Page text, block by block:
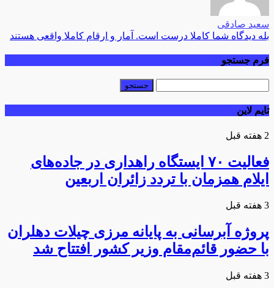
سعید صادقی
بله دیدگاه شما کاملا درست است. آمار و ارقام کاملا واقعی هستند
فرم جستجو
تایم لاین
2 هفته قبل
فعالیت ۷۰ ایستگاه راهداری در جاده‌های
ایلام همزمان با تردد زائران اربعین
3 هفته قبل
پروژه آبرسانی به پایانه مرزی چیلات دهلران
با حضور قائم‌مقام وزیر کشور افتتاح شد
3 هفته قبل